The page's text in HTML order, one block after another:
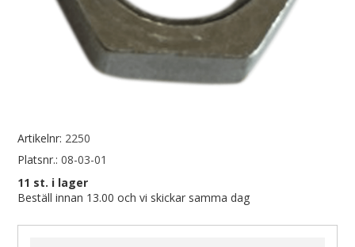
Artikelnr: 2250
Platsnr.: 08-03-01
11 st. i lager
Beställ innan 13.00 och vi skickar samma dag